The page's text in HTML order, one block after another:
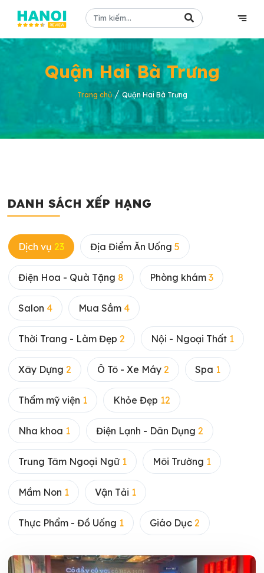
Quận Hai Bà Trưng
Trang chủ/ Quận Hai Bà Trưng
DANH SÁCH XẾP HẠNG
Dịch vụ 23 Địa Điểm Ăn Uống 5
Điện Hoa - Quà Tặng 8 Phòng khám 3
Salon 4 Mua Sắm 4
Thời Trang - Làm Đẹp 2 Nội - Ngoại Thất 1
Xây Dựng 2 Ô Tô - Xe Máy 2 Spa 1
Thẩm mỹ viện 1 Khỏe Đẹp 12
Nha khoa 1 Điện Lạnh - Dân Dụng 2
Trung Tâm Ngoại Ngữ 1 Môi Trường 1
Mầm Non 1 Vận Tải 1
Thực Phẩm - Đồ Uống 1 Giáo Dục 2